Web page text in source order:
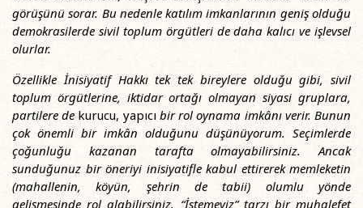
görüşünü sorar. Bu nedenle katılım imkanlarının geniş olduğu
demokrasilerde sivil toplum örgütleri de daha kalıcı ve işlevsel
olurlar.
Özellikle İnisiyatif Hakkı tek tek bireylere olduğu gibi, sivil
toplum örgütlerine, iktidar ortağı olmayan siyasi gruplara,
partilere de kurucu, yapıcıbir rol oynama imkânı verir. Bunun
çok önemli bir imkân olduğunu düşünüyorum. Seçimlerde
çoğunluğu kazanan tarafta olmayabilirsiniz. Ancak
sunduğunuz bir öneriyi inisiyatifle kabul ettirerek memleketin
(mahallenin, köyün, şehrin de tabii) olumlu yönde
gelişmesinde rol alabilirsiniz. “İstemeyiz” tarzı bir muhalefet